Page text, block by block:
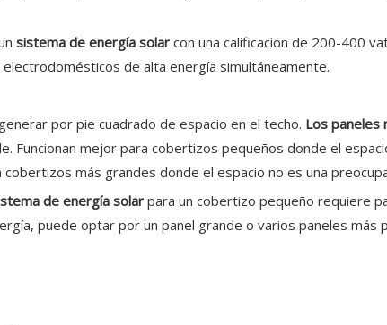
sistema de energía solar con una calificación de 200-400
de alta energía simultáneamente.
por pie cuadrado de espacio en el techo. Los paneles
Funcionan mejor para cobertizos pequeños donde el
más grandes donde el espacio no es una
de energía solar para un cobertizo pequeño requiere
puede optar por un panel grande o varios paneles más